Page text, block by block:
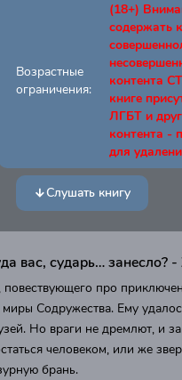
Возрастные
ограничения:
(18+)
содержать
контента
книге
ЛГБТ и
контента -
для
Слушать книгу
вас, сударь… занесло?
повествующего про
Содружества. Ему
Но враги не дремлют, и
человеком, или же
брань.